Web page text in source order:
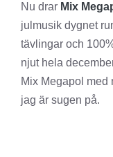
Nu drar Mix
julmusik dygnet
tävlingar och
njut hela
Mix Megapol med
jag är sugen på.